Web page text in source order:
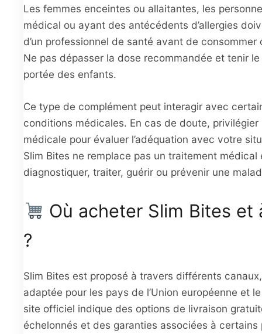
Les femmes enceintes ou allaitantes, les
médical ou ayant des antécédents d’allergies
d’un professionnel de santé avant de consommer
Ne pas dépasser la dose recommandée et tenir
portée des enfants.
Ce type de complément peut interagir avec
conditions médicales. En cas de doute,
médicale pour évaluer l’adéquation avec votre
Slim Bites ne remplace pas un traitement médical
diagnostiquer, traiter, guérir ou prévenir une
Où acheter Slim Bites et
?
Slim Bites est proposé à travers différents
adaptée pour les pays de l’Union européenne et
site officiel indique des options de livraison
échelonnés et des garanties associées à certains